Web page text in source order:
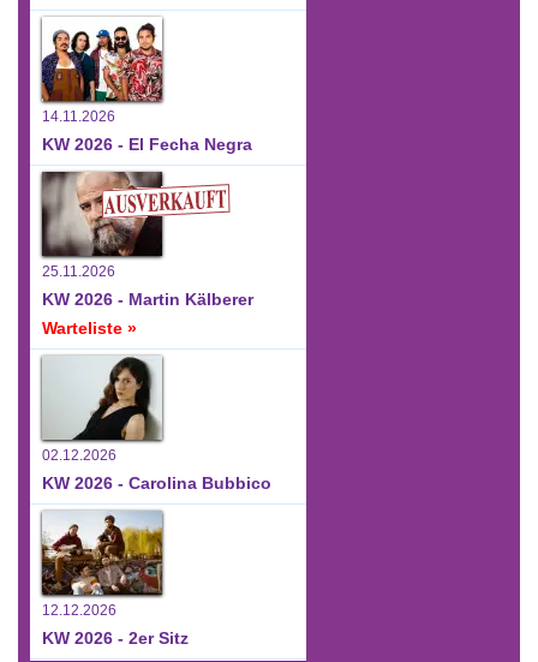
14.11.2026
KW 2026 - El Fecha Negra
25.11.2026
KW 2026 - Martin Kälberer
Warteliste »
02.12.2026
KW 2026 - Carolina Bubbico
12.12.2026
KW 2026 - 2er Sitz